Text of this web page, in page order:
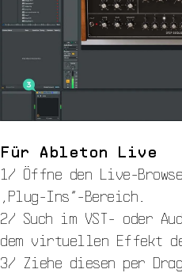
Für Ableton Live
1/ Öffne den Live-
„Plug-Ins“-Bereich.
2/ Such im VST- oder
dem virtuellen Effekt
3/ Ziehe diesen per